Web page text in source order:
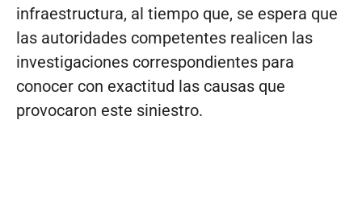
infraestructura, al tiempo que, se espera que
las autoridades competentes realicen las
investigaciones correspondientes para
conocer con exactitud las causas que
provocaron este siniestro.